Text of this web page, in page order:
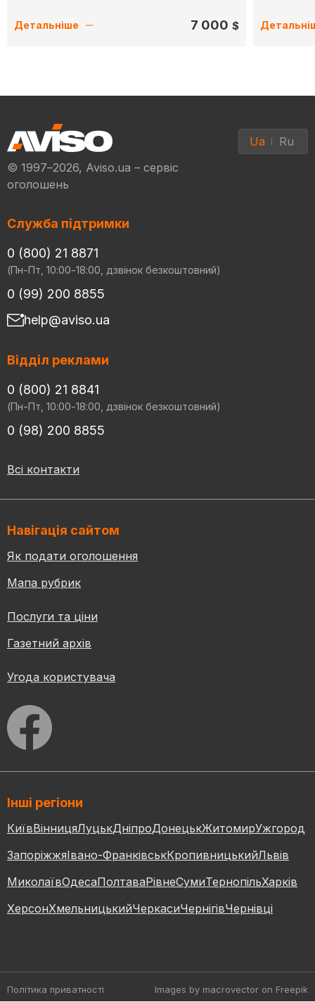
Детальніше 7 000 $
© 1997–2026, Aviso.ua – сервіс
оголошень
Ua Ru
Служба підтримки
0 (800) 21 8871
(Пн-Пт, 10:00-18:00, дзвінок безкоштовний)
0 (99) 200 8855
help@aviso.ua
Відділ реклами
0 (800) 21 8841
(Пн-Пт, 10:00-18:00, дзвінок безкоштовний)
0 (98) 200 8855
Всі контакти
Навігація сайтом
Як подати оголошення
Мапа рубрик
Послуги та ціни
Газетний архів
Угода користувача
Інші регіони
КиївВінницяЛуцькДніпроДонецькЖитомирУжгород
ЗапоріжжяІвано-ФранківськКропивницькийЛьвів
МиколаївОдесаПолтаваРівнеСумиТернопільХарків
ХерсонХмельницькийЧеркасиЧернігівЧернівці
Політика приватності Images by macrovector on Freepik